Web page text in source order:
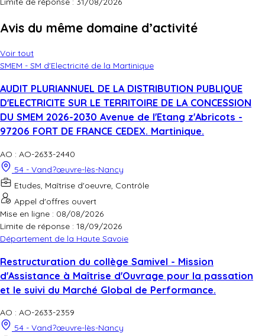
Avis du même domaine d’activité
Voir tout
SMEM - SM d'Electricité de la Martinique
AUDIT PLURIANNUEL DE LA DISTRIBUTION PUBLIQUE
D'ELECTRICITE SUR LE TERRITOIRE DE LA CONCESSION
DU SMEM 2026-2030 Avenue de l'Etang z'Abricots -
97206 FORT DE FRANCE CEDEX. Martinique.
AO : AO-2633-2440
54 - Vand?œuvre-lès-Nancy
Etudes, Maîtrise d'oeuvre, Contrôle
Appel d'offres ouvert
Mise en ligne : 08/08/2026
Limite de réponse : 18/09/2026
Département de la Haute Savoie
Restructuration du collège Samivel - Mission
d'Assistance à Maîtrise d'Ouvrage pour la passation
et le suivi du Marché Global de Performance.
AO : AO-2633-2359
54 - Vand?œuvre-lès-Nancy